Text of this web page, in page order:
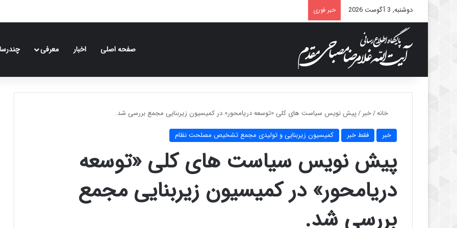
دوشنبه, 3 آگوست 2026 خبر فوری
صفحه اصلی اخبار معرفی
خانه/خبر /پیش نویس سیاست های کلی «توسعه دریامحور» در کمیسیون زیربنایی مجمع بررسی شد.
خبر فقط خبر کمیسیون زیربنایی و تولیدی مجمع تشخیص مصلحت نظام
پیش نویس سیاست های کلی «توسعه
دریامحور» در کمیسیون زیربنایی مجمع
بررسی شد.